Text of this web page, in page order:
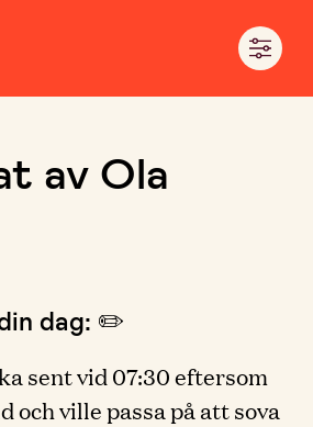
av Ola
dag: ✏️
sent vid 07:30 eftersom
och ville passa på att sova